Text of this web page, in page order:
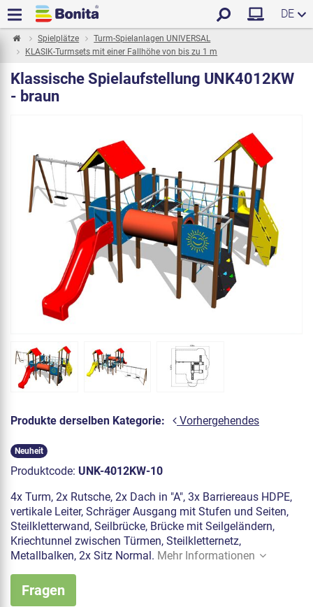
DE
Spielplätze
Turm-Spielanlagen UNIVERSAL
KLASIK-Turmsets mit einer Fallhöhe von bis zu 1 m
Klassische Spielaufstellung UNK4012KW
- braun
Produkte derselben Kategorie: Vorhergehendes
Neuheit
Produktcode: UNK-4012KW-10
4x Turm, 2x Rutsche, 2x Dach in "A", 3x Barriereaus HDPE,
vertikale Leiter, Schräger Ausgang mit Stufen und Seiten,
Steilkletterwand, Seilbrücke, Brücke mit Seilgeländern,
Kriechtunnel zwischen Türmen, Steilkletternetz,
Metallbalken, 2x Sitz Normal. Mehr Informationen
Fragen